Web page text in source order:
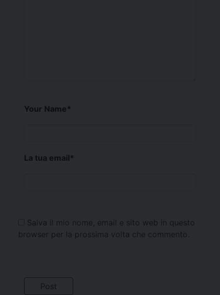
Your Name*
La tua email*
Salva il mio nome, email e sito web in questo
browser per la prossima volta che commento.